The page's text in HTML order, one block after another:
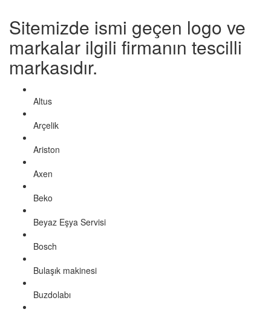
Sitemizde ismi geçen logo ve
markalar ilgili firmanın tescilli
markasıdır.
Altus
Arçelik
Ariston
Axen
Beko
Beyaz Eşya Servisi
Bosch
Bulaşık makinesi
Buzdolabı